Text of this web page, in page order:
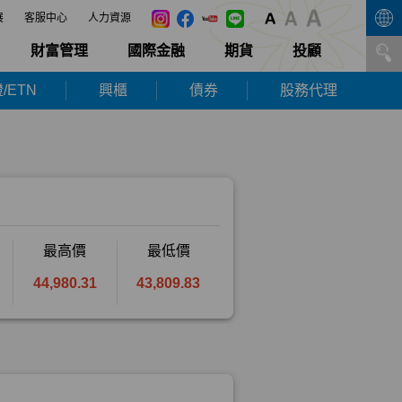
客服中心 人力資源
財富管理 國際金融 期貨 投顧
ETN 興櫃 債券 股務代理